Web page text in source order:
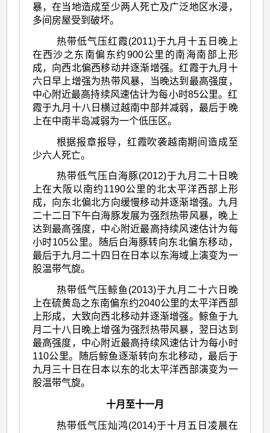
暴，在当地造成至少两人死亡及广泛地区水浸，
多间房屋受到破坏。
热带低气压红霞(2011)于九月十五日晚上
在西沙之东南偏东约900公里的南海南部上形
成，向西北偏西移动并逐渐增强。红霞于九月十
六日早上增强为热带风暴，当晚达到最高强度，
中心附近最高持续风速估计为每小时85公里。红
霞于九月十八日横过越南中部并减弱，最后于晚
上在中南半岛减弱为一个低压区。
根据报章报导，红霞吹袭越南期间造成至
少六人死亡。
热带低气压白海豚(2012)于九月二十日晚
上在大阪以南约1190公里的北太平洋西部上形
成，向东北偏北方向缓慢移动并逐渐增强。九月
二十二日下午白海豚发展为强烈热带风暴，晚上
达到最高强度，中心附近最高持续风速估计为每
小时105公里。随后白海豚转向东北偏东移动，
最后于九月二十四日在日本以东海域上演变为一
股温带气旋。
热带低气压鲸鱼(2013)于九月二十六日晚
上在硫黄岛之东南偏东约2040公里的太平洋西部
上形成，大致向西北移动并逐渐增强。鲸鱼于九
月二十八日晚上增强为强烈热带风暴，翌日达到
最高强度，中心附近最高持续风速估计为每小时
110公里。随后鲸鱼逐渐转向东北移动，最后于
九月三十日在日本以东的北太平洋西部演变为一
股温带气旋。
十月至十一月
热带低气压灿鸿(2014)于十月五日凌晨在